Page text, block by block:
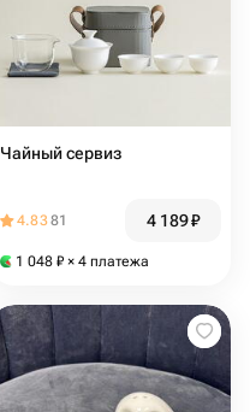
Чайный сервиз
4.8381 4 189₽
1 048 ₽ × 4 платежа